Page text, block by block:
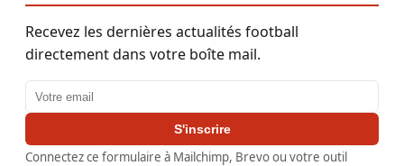
Recevez les dernières actualités football
directement dans votre boîte mail.
Adresse email
S'inscrire
Connectez ce formulaire à Mailchimp, Brevo ou votre outil